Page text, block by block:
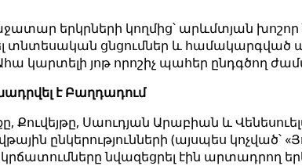
երկրների կողմից՝ արևմտյան խոշոր
տնտեսական ցնցումներ և
կարտելի յոթ որոշիչ պահեր ընդգծող
է Բաղդադում
Քուվեյթը, Սաուդյան Արաբիան և
ընկերությունների (այսպես կոչված՝
նվազեցրել էին արտադրող